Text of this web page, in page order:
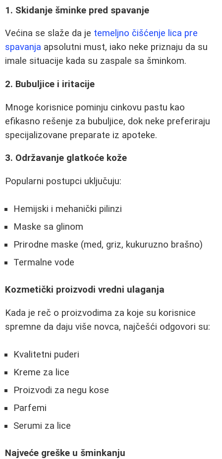
1. Skidanje šminke pred spavanje
Većina se slaže da je temeljno čišćenje lica pre
spavanja apsolutni must, iako neke priznaju da su
imale situacije kada su zaspale sa šminkom.
2. Bubuljice i iritacije
Mnoge korisnice pominju cinkovu pastu kao
efikasno rešenje za bubuljice, dok neke preferiraju
specijalizovane preparate iz apoteke.
3. Održavanje glatkoće kože
Popularni postupci uključuju:
Hemijski i mehanički pilinzi
Maske sa glinom
Prirodne maske (med, griz, kukuruzno brašno)
Termalne vode
Kozmetički proizvodi vredni ulaganja
Kada je reč o proizvodima za koje su korisnice
spremne da daju više novca, najčešći odgovori su:
Kvalitetni puderi
Kreme za lice
Proizvodi za negu kose
Parfemi
Serumi za lice
Najveće greške u šminkanju